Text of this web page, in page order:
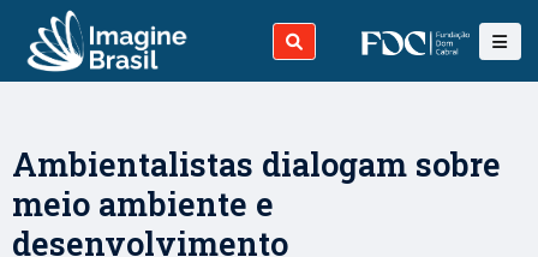
Ambientalistas dialogam sobre
meio ambiente e
desenvolvimento